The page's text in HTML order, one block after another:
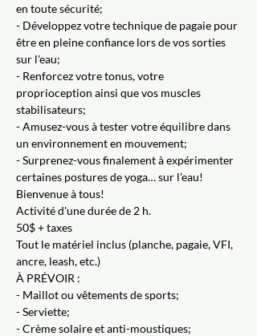
en toute sécurité;
- Développez votre technique de pagaie pour
être en pleine confiance lors de vos sorties
sur l'eau;
- Renforcez votre tonus, votre
proprioception ainsi que vos muscles
stabilisateurs;
- Amusez-vous à tester votre équilibre dans
un environnement en mouvement;
- Surprenez-vous finalement à expérimenter
certaines postures de yoga… sur l’eau!
Bienvenue à tous!
Activité d'une durée de 2 h.
50$ + taxes
Tout le matériel inclus (planche, pagaie, VFI,
ancre, leash, etc.)
À PRÉVOIR :
- Maillot ou vêtements de sports;
- Serviette;
- Crème solaire et anti-moustiques;